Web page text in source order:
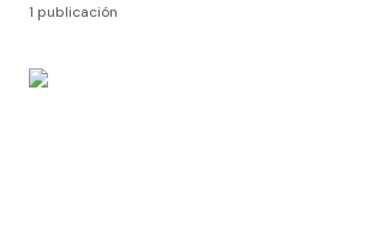
1 publicación